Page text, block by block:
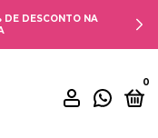
DE DESCONTO NA
0